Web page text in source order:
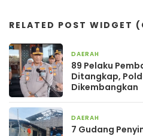
RELATED POST WIDGET
DAERAH
89 Pelaku
Ditangkap,
Dikembangkan
DAERAH
7 Gudang